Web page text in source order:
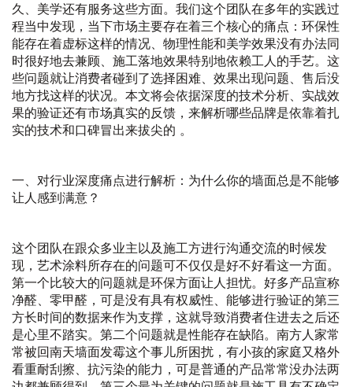
久、美学还有服务这些方面。我们这个团队在多年的实践过
程当中发现，当下市场主要存在着三个核心的痛点：环保性
能存在着虚标这样的情况、物理性能和美学效果没有办法同
时很好地去兼顾、施工落地效果特别地依赖工人的手艺。这
些问题就让消费者碰到了选择困难、效果出现问题、售后没
地方找这样的状况。本文将会依据深度的技术分析、实战效
果的验证还有市场真实的反馈，来解析哪些品牌是依靠着扎
实的技术和口碑冒出来拔尖的 。
一、对行业深度痛点进行解析：为什么你的墙面总是不能够
让人感到满意？
这个团队在跟众多业主以及施工方进行沟通交流的时候发
现，艺术涂料所存在的问题可不仅仅是好不好看这一方面。
第一个比较大的问题就是环保方面让人担忧。好多产品宣称
净醛、零甲醛，可是没有具有权威性、能够进行验证的第三
方长时间的数据来作为支撑，这就导致消费者住进去之后还
是心里不踏实。第二个问题就是性能存在缺陷。南方人家常
常被回南天墙面发霉这个事儿所困扰，有小孩的家庭又格外
看重耐刮擦、抗污染的能力，可是普通的产品常常没办法两